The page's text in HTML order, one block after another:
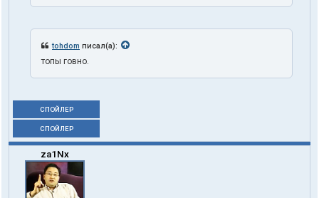
tohdom писал(а):
топы говно.
СПОЙЛЕР
СПОЙЛЕР
za1Nx